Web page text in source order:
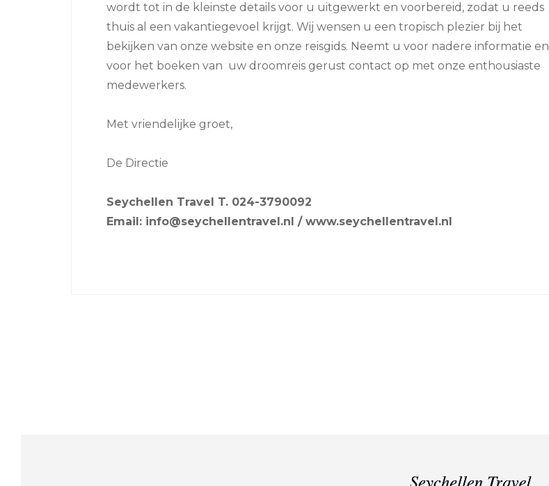
wordt tot in de kleinste details voor u uitgewerkt en voorbereid, zodat u reeds
thuis al een vakantiegevoel krijgt. Wij wensen u een tropisch plezier bij het
bekijken van onze website en onze reisgids. Neemt u voor nadere informatie en
voor het boeken van uw droomreis gerust contact op met onze enthousiaste
medewerkers.
Met vriendelijke groet,
De Directie
Seychellen Travel T. 024-3790092
Email: info@seychellentravel.nl / www.seychellentravel.nl